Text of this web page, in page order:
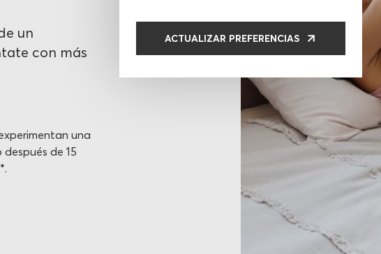
ACTUALIZAR PREFERENCIAS
un
con más
una
de 15